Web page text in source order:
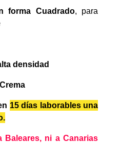
forma Cuadrado,
para
densidad
15 días laborablesuna
Baleares, ni a Canarias